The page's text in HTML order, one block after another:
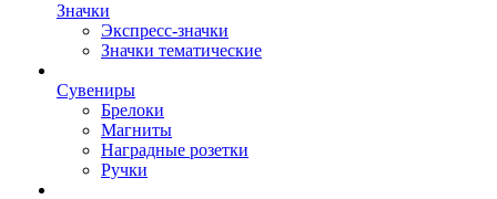
Значки
Экспресс-значки
Значки тематические
Сувениры
Брелоки
Магниты
Наградные розетки
Ручки